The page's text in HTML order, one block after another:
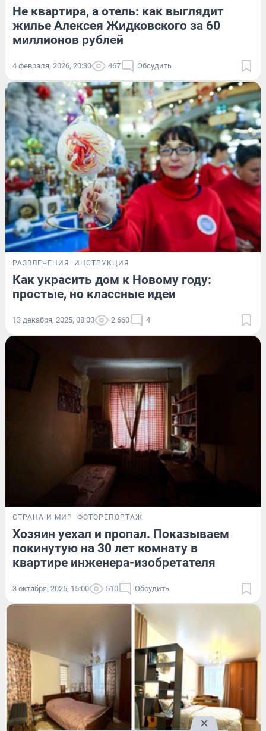
Не квартира, а отель: как выглядит
жилье Алексея Жидковского за 60
миллионов рублей
4 февраля, 2026, 20:30 467 Обсудить
РАЗВЛЕЧЕНИЯ ИНСТРУКЦИЯ
Как украсить дом к Новому году:
простые, но классные идеи
13 декабря, 2025, 08:00 2 660 4
СТРАНА И МИР ФОТОРЕПОРТАЖ
Хозяин уехал и пропал. Показываем
покинутую на 30 лет комнату в
квартире инженера-изобретателя
3 октября, 2025, 15:00 510 Обсудить